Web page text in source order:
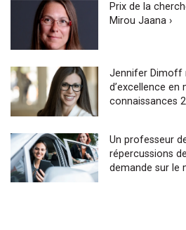
Prix de la
Mirou Jaana ›
Jennifer Dimoff
d’excellence en
connaissances
Un professeur
répercussions
demande sur le